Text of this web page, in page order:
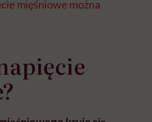
mięśniowe można